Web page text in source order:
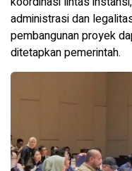
administrasi dan
pembangunan proyek
ditetapkan pemerintah.